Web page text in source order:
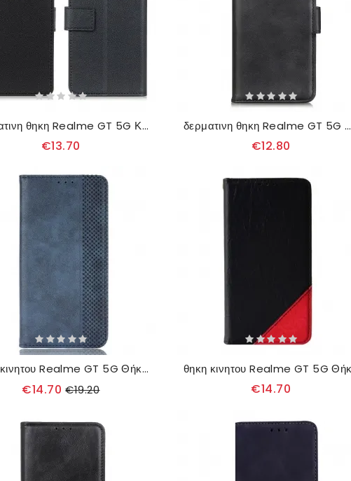
δερματινη θηκη Realme GT 5G Κλασικό Εφέ Δέρματος
€13.70
δερματινη θηκη Realme GT 5G Θήκη Flip Διπλό Πτερύγιο
€12.80
θηκη κινητου Realme GT 5G Θήκη Flip Στυλιζαρισμένο Vintage Δερμάτινο Εφέ
€14.70 €19.20 €14.70